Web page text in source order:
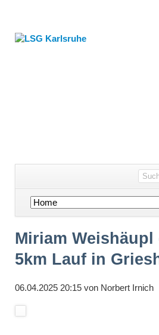
Navigation
Miriam
5km Lauf in
06.04.2025 20:15von Norbert Irnich